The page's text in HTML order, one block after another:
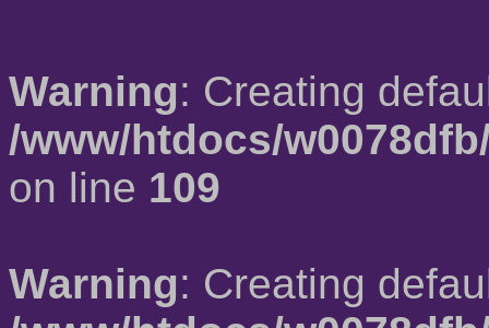
Warning: Creating
/www/htdocs/
on line 109
Warning: Creating